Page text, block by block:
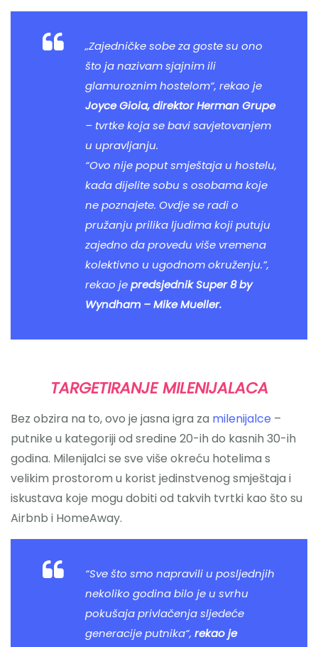
„Zajedničke sobe za goste su ono
što ja nazivam sjajnim ili
glamuroznim hostelom“, rekao je
Joyce Gioia, direktor Herman Grupe
– tvrtke koja se bavi savjetovanjem
u upravljanju.
“Ovo nije poput smještaja u hostelu,
kada dijelite sobu s osobama koje
ne poznajete. Ovdje se radi o
pružanju prilika ljudima koji putuju
zajedno da provedu više vremena
kolektivno u ugodnom okruženju.”,
rekao jepredsjednik Super 8 by
Wyndham – Mike Mueller.
TARGETIRANJE MILENIJALACA
Bez obzira na to, ovo je jasna igra za milenijalce –
putnike u kategoriji od sredine 20-ih do kasnih 30-ih
godina. Milenijalci se sve više okreću hotelima s
velikim prostorom u korist jedinstvenog smještaja i
iskustava koje mogu dobiti od takvih tvrtki kao što su
Airbnb i HomeAway.
“Sve što smo napravili u posljednjih
nekoliko godina bilo je u svrhu
pokušaja privlačenjasljedeće
generacije putnika“, rekao je